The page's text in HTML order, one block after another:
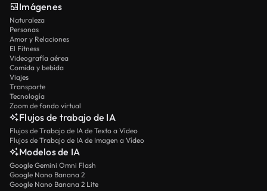
Imágenes
Naturaleza
Personas
Amor y Relaciones
El Fitness
Videografía aérea
Comida y bebida
Viajes
Transporte
Tecnología
Zoom de fondo virtual
Flujos de trabajo de IA
Flujos de Trabajo de IA de Texto a Vídeo
Flujos de Trabajo de IA de Imagen a Vídeo
Modelos de IA
Google Gemini Omni Flash
Google Nano Banana 2
Google Nano Banana 2 Lite